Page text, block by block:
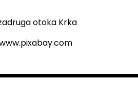
otoka Krka